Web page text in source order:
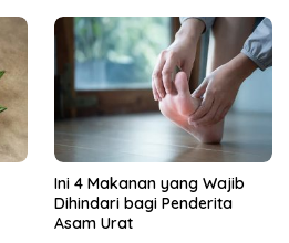
Ini 4 Makanan yang Wajib
Dihindari bagi Penderita
Asam Urat